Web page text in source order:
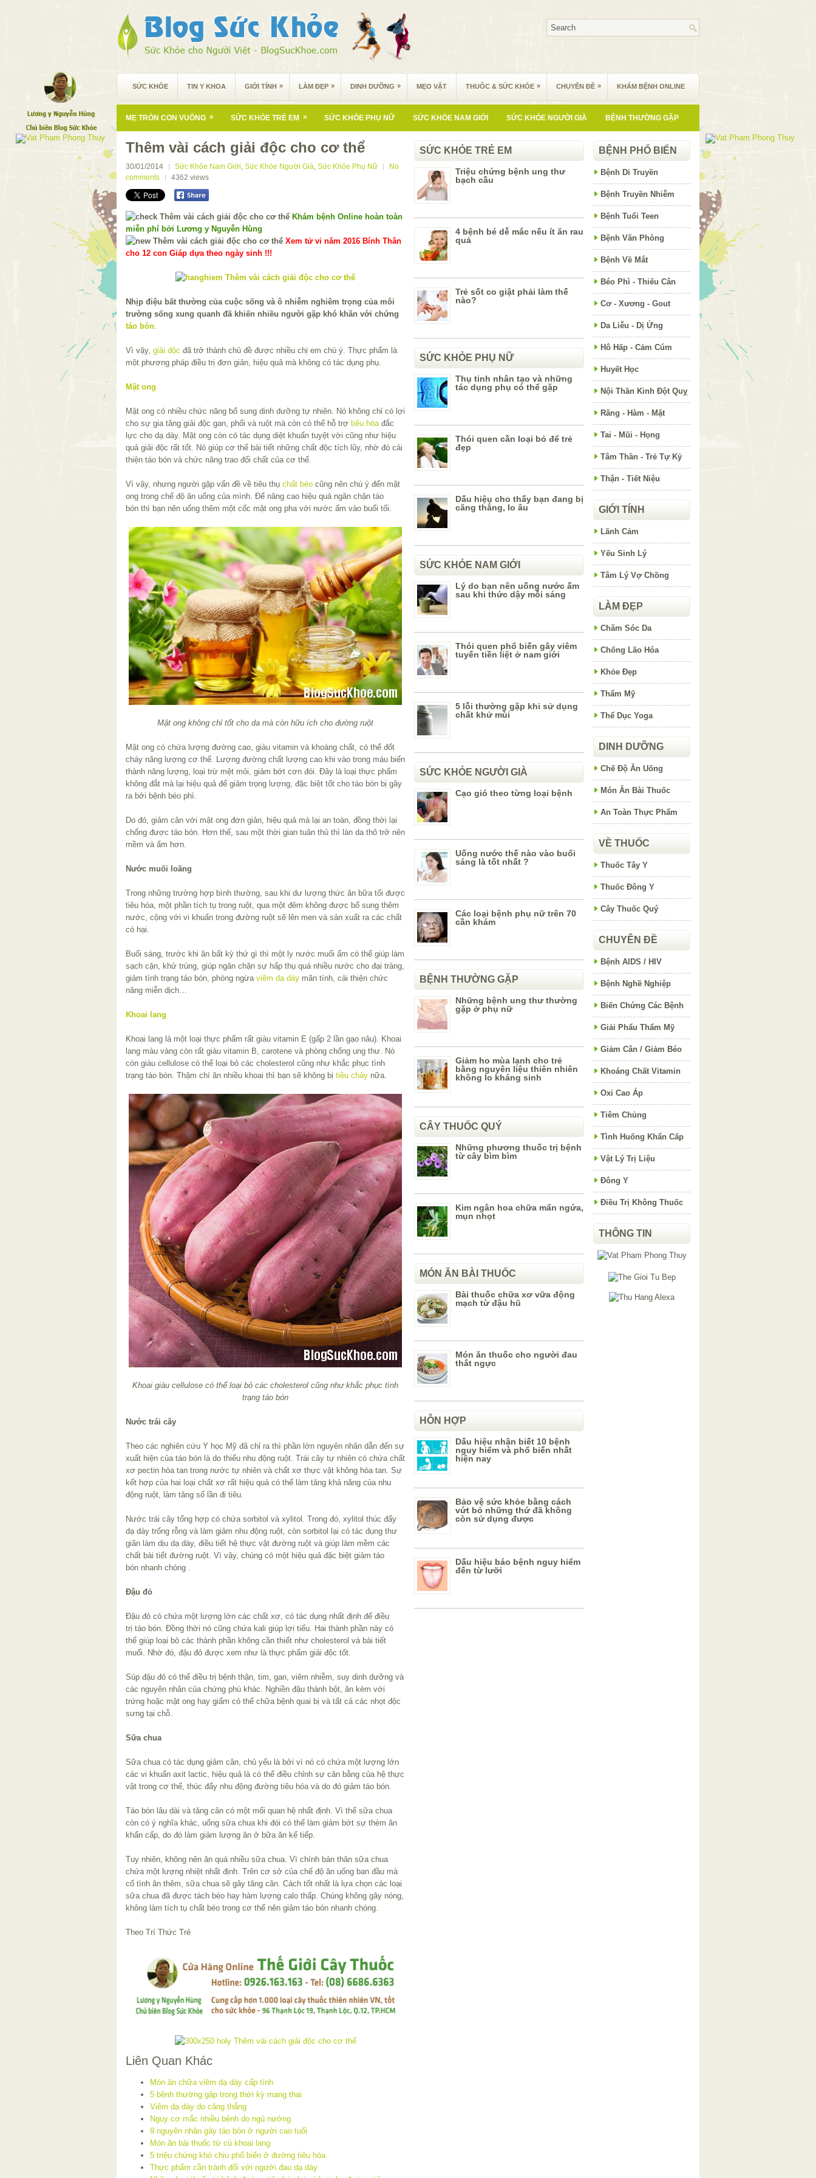
SỨC KHỎE TIN Y KHOA GIỚI TÍNH » LÀM ĐẸP » DINH DƯỠNG » MẸO VẶT THUỐC & SỨC KHỎE » CHUYÊN ĐỀ » KHÁM BỆNH ONLINE
MẸ TRÒN CON VUÔNG » SỨC KHỎE TRẺ EM » SỨC KHỎE PHỤ NỮ SỨC KHỎE NAM GIỚI SỨC KHỎE NGƯỜI GIÀ BỆNH THƯỜNG GẶP
Thêm vài cách giải độc cho cơ thể
30/01/2014 Sức Khỏe Nam Giới, Sức Khỏe Người Già, Sức Khỏe Phụ Nữ
No
comments
4362 views
Khám bệnh Online hoàn toàn
miễn phí bởi Lương y Nguyễn Hùng
Xem tử vi năm 2016 Bính Thân
cho 12 con Giáp dựa theo ngày sinh !!!
Nhịp điệu bất thường của cuộc sống và ô nhiễm nghiêm trọng của môi
trường sống xung quanh đã khiến nhiều người gặp khó khăn với chứng
táo bón
Vì vậy, giải độc đã trở thành chủ đề được nhiều chị em chú ý. Thực phẩm là
một phương pháp điều trị đơn giản, hiệu quả mà không có tác dụng phụ.
Mật ong
Mật ong có nhiều chức năng bổ sung dinh dưỡng tự nhiên. Nó không chỉ có lợi
cho sự gia tăng giải độc gan, phổi và ruột mà còn có thể hỗ trợ tiêu hóa đắc
lực cho dạ dày. Mật ong còn có tác dụng diệt khuẩn tuyệt vời cũng như hiệu
quả giải độc rất tốt. Nó giúp cơ thể bài tiết những chất độc tích lũy, nhờ đó cải
thiện táo bón và chức năng trao đổi chất của cơ thể.
Vì vậy, nhưng người gặp vấn đề về tiêu thụ chất béo cũng nên chú ý đến mật
ong trong chế độ ăn uống của mình. Để nâng cao hiệu quả ngăn chặn táo
bón thì bạn nên uống thêm một cốc mật ong pha với nước ấm vào buổi tối.
Mật ong không chỉ tốt cho da mà còn hữu ích cho đường ruột
Mật ong có chứa lượng đường cao, giàu vitamin và khoáng chất, có thể đốt
cháy năng lượng cơ thể. Lượng đường chất lượng cao khi vào trong máu biến
thành năng lượng, loại trừ mệt mỏi, giảm bớt cơn đói. Đây là loại thực phẩm
không đắt mà lại hiệu quả để giảm trọng lượng, đặc biệt tốt cho táo bón bị gây
ra bởi bệnh béo phì.
Do đó, giảm cân với mật ong đơn giản, hiệu quả mà lại an toàn, đồng thời lại
chống được táo bón. Hơn thế, sau một thời gian tuân thủ thì làn da thô trở nên
mềm và ẩm hơn.
Nước muối loãng
Trong những trường hợp bình thường, sau khi dư lượng thức ăn bữa tối được
tiêu hóa, một phần tích tụ trong ruột, qua một đêm không được bổ sung thêm
nước, cộng với vi khuẩn trong đường ruột sẽ lên men và sản xuất ra các chất
có hại.
Buổi sáng, trước khi ăn bất kỳ thứ gì thì một ly nước muối ấm có thể giúp làm
sạch cặn, khử trùng, giúp ngăn chặn sự hấp thụ quá nhiều nước cho đại tràng,
giảm tình trạng táo bón, phòng ngừa viêm dạ dày mãn tính, cải thiện chức
năng miễn dịch…
Khoai lang
Khoai lang là một loại thực phẩm rất giàu vitamin E (gấp 2 lần gạo nâu). Khoai
lang màu vàng còn rất giàu vitamin B, carotene và phòng chống ung thư. Nó
còn giàu cellulose có thể loại bỏ các cholesterol cũng như khắc phục tình
trạng táo bón. Thậm chí ăn nhiều khoai thì bạn sẽ không bị tiêu chảy nữa.
Khoai giàu cellulose có thể loại bỏ các cholesterol cũng như khắc phục tình
trạng táo bón
Nước trái cây
Theo các nghiên cứu Y học Mỹ đã chỉ ra thì phần lớn nguyên nhân dẫn đến sự
xuất hiện của táo bón là do thiếu nhu động ruột. Trái cây tự nhiên có chứa chất
xơ pectin hòa tan trong nước tự nhiên và chất xơ thực vật không hòa tan. Sự
kết hợp của hai loại chất xơ rất hiệu quả có thể làm tăng khả năng của nhu
động ruột, làm tăng số lần đi tiêu.
Nước trái cây tổng hợp có chứa sorbitol và xylitol. Trong đó, xylitol thúc đẩy
dạ dày trống rỗng và làm giảm nhu động ruột, còn sorbitol lại có tác dụng thư
giãn làm dịu dạ dày, điều tiết hệ thực vật đường ruột và giúp làm mềm các
chất bài tiết đường ruột. Vì vậy, chúng có một hiệu quả đặc biệt giảm táo
bón nhanh chóng .
Đậu đỏ
Đậu đỏ có chứa một lượng lớn các chất xơ, có tác dụng nhất định để điều
trị táo bón. Đồng thời nó cũng chứa kali giúp lợi tiểu. Hai thành phần này có
thể giúp loại bỏ các thành phần không cần thiết như cholesterol và bài tiết
muối. Nhờ đó, đậu đỏ được xem như là thực phẩm giải độc tốt.
Súp đậu đỏ có thể điều trị bệnh thận, tim, gan, viêm nhiễm, suy dinh dưỡng và
các nguyên nhân của chứng phù khác. Nghiền đậu thành bột, ăn kèm với
trứng hoặc mật ong hay giấm có thể chữa bệnh quai bị và tất cả các nhọt độc
sưng tại chỗ.
Sữa chua
Sữa chua có tác dụng giảm cân, chủ yếu là bởi vì nó có chứa một lượng lớn
các vi khuẩn axit lactic, hiệu quả là có thể điều chỉnh sự cân bằng của hệ thực
vật trong cơ thể, thúc đẩy nhu động đường tiêu hóa và do đó giảm táo bón.
Táo bón lâu dài và tăng cân có một mối quan hệ nhất định. Vì thế sữa chua
còn có ý nghĩa khác, uống sữa chua khi đói có thể làm giảm bớt sự thèm ăn
khẩn cấp, do đó làm giảm lượng ăn ở bữa ăn kế tiếp.
Tuy nhiên, không nên ăn quá nhiều sữa chua. Vì chính bản thân sữa chua
chứa một lượng nhiệt nhất định. Trên cơ sở của chế độ ăn uống ban đầu mà
cố tình ăn thêm, sữa chua sẽ gây tăng cân. Cách tốt nhất là lựa chọn các loại
sữa chua đã được tách béo hay hàm lượng calo thấp. Chúng không gây nóng,
không làm tích tụ chất béo trong cơ thể nên giảm táo bón nhanh chóng.
Theo Trí Thức Trẻ
Liên Quan Khác
Món ăn chữa viêm dạ dày cấp tính
5 bệnh thường gặp trong thời kỳ mang thai
Viêm dạ dày do căng thẳng
Nguy cơ mắc nhiều bệnh do ngủ nướng
9 nguyên nhân gây táo bón ở người cao tuổi
Món ăn bài thuốc từ củ khoai lang
5 triệu chứng khó chịu phổ biến ở đường tiêu hóa
Thực phẩm cần tránh đối với người đau dạ dày
SỨC KHỎE TRẺ EM
Triệu chứng bệnh ung thư
bạch cầu
4 bệnh bé dễ mắc nếu ít ăn rau
quả
Trẻ sốt co giật phải làm thế
nào?
SỨC KHỎE PHỤ NỮ
Thụ tinh nhân tạo và những
tác dụng phụ có thể gặp
Thói quen cần loại bỏ để trẻ
đẹp
Dấu hiệu cho thấy bạn đang bị
căng thẳng, lo âu
SỨC KHỎE NAM GIỚI
Lý do bạn nên uống nước ấm
sau khi thức dậy mỗi sáng
Thói quen phổ biến gây viêm
tuyến tiền liệt ở nam giới
5 lỗi thường gặp khi sử dụng
chất khử mùi
SỨC KHỎE NGƯỜI GIÀ
Cạo gió theo từng loại bệnh
Uống nước thế nào vào buổi
sáng là tốt nhất ?
Các loại bệnh phụ nữ trên 70
cần khám
BỆNH THƯỜNG GẶP
Những bệnh ung thư thường
gặp ở phụ nữ
Giảm ho mùa lạnh cho trẻ
bằng nguyên liệu thiên nhiên
không lo kháng sinh
CÂY THUỐC QUÝ
Những phương thuốc trị bệnh
từ cây bìm bìm
Kim ngân hoa chữa mẩn ngứa,
mụn nhọt
MÓN ĂN BÀI THUỐC
Bài thuốc chữa xơ vữa động
mạch từ đậu hũ
Món ăn thuốc cho người đau
thắt ngực
HỖN HỢP
Dấu hiệu nhận biết 10 bệnh
nguy hiểm và phổ biến nhất
hiện nay
Bảo vệ sức khỏe bằng cách
vứt bỏ những thứ đã không
còn sử dụng được
Dấu hiệu báo bệnh nguy hiểm
đến từ lưỡi
BỆNH PHỔ BIẾN
Bệnh Di Truyền
Bệnh Truyền Nhiễm
Bệnh Tuổi Teen
Bệnh Văn Phòng
Bệnh Về Mắt
Béo Phì - Thiếu Cân
Cơ - Xương - Gout
Da Liễu - Dị Ứng
Hô Hấp - Cảm Cúm
Huyết Học
Nội Thần Kinh Đột Quỵ
Răng - Hàm - Mặt
Tai - Mũi - Họng
Tâm Thần - Trẻ Tự Kỷ
Thận - Tiết Niệu
GIỚI TÍNH
Lãnh Cảm
Yếu Sinh Lý
Tâm Lý Vợ Chồng
LÀM ĐẸP
Chăm Sóc Da
Chống Lão Hóa
Khỏe Đẹp
Thẩm Mỹ
Thể Dục Yoga
DINH DƯỠNG
Chế Độ Ăn Uống
Món Ăn Bài Thuốc
An Toàn Thực Phẩm
VỀ THUỐC
Thuốc Tây Y
Thuốc Đông Y
Cây Thuốc Quý
CHUYÊN ĐỀ
Bệnh AIDS / HIV
Bệnh Nghề Nghiệp
Biến Chứng Các Bệnh
Giải Phẩu Thẩm Mỹ
Giảm Cân / Giảm Béo
Khoáng Chất Vitamin
Oxi Cao Áp
Tiêm Chủng
Tình Huống Khẩn Cấp
Vật Lý Trị Liệu
Đông Y
Điều Trị Không Thuốc
THÔNG TIN